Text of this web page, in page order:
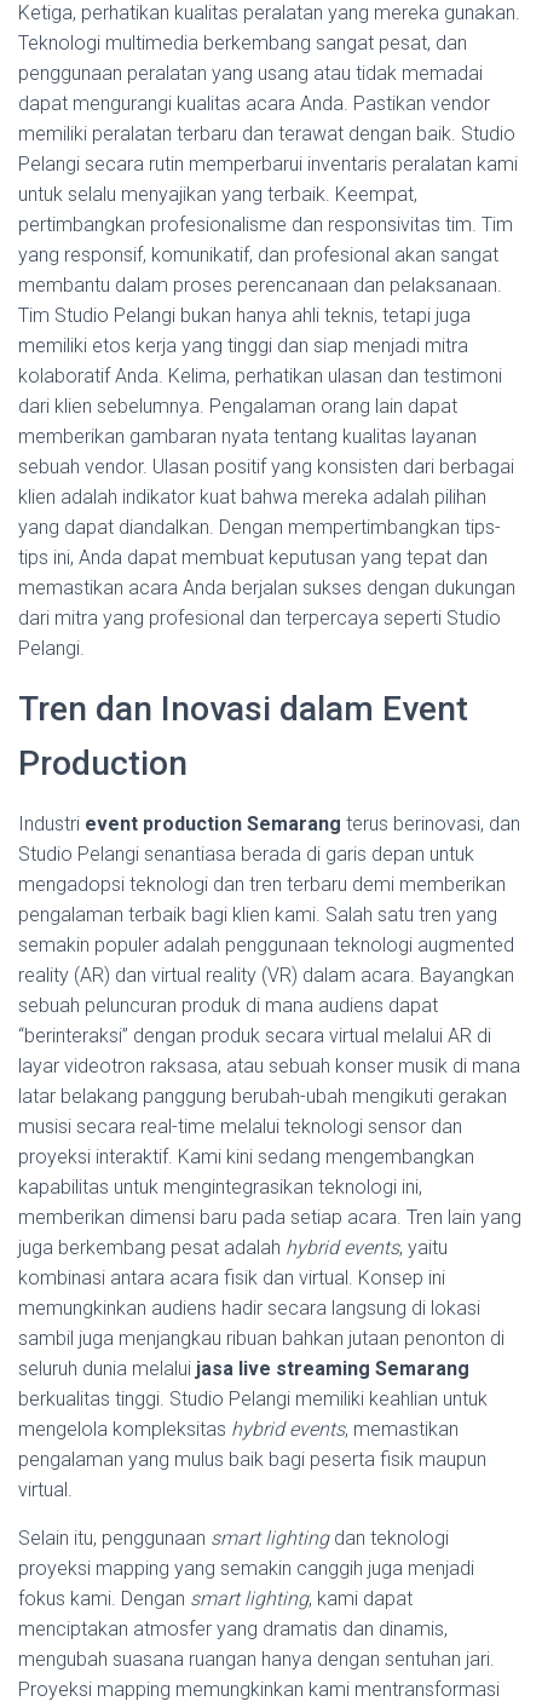
Ketiga, perhatikan kualitas peralatan yang mereka gunakan.
Teknologi multimedia berkembang sangat pesat, dan
penggunaan peralatan yang usang atau tidak memadai
dapat mengurangi kualitas acara Anda. Pastikan vendor
memiliki peralatan terbaru dan terawat dengan baik. Studio
Pelangi secara rutin memperbarui inventaris peralatan kami
untuk selalu menyajikan yang terbaik. Keempat,
pertimbangkan profesionalisme dan responsivitas tim. Tim
yang responsif, komunikatif, dan profesional akan sangat
membantu dalam proses perencanaan dan pelaksanaan.
Tim Studio Pelangi bukan hanya ahli teknis, tetapi juga
memiliki etos kerja yang tinggi dan siap menjadi mitra
kolaboratif Anda. Kelima, perhatikan ulasan dan testimoni
dari klien sebelumnya. Pengalaman orang lain dapat
memberikan gambaran nyata tentang kualitas layanan
sebuah vendor. Ulasan positif yang konsisten dari berbagai
klien adalah indikator kuat bahwa mereka adalah pilihan
yang dapat diandalkan. Dengan mempertimbangkan tips-
tips ini, Anda dapat membuat keputusan yang tepat dan
memastikan acara Anda berjalan sukses dengan dukungan
dari mitra yang profesional dan terpercaya seperti Studio
Pelangi.
Tren dan Inovasi dalam Event
Production
Industri event production Semarang terus berinovasi, dan
Studio Pelangi senantiasa berada di garis depan untuk
mengadopsi teknologi dan tren terbaru demi memberikan
pengalaman terbaik bagi klien kami. Salah satu tren yang
semakin populer adalah penggunaan teknologi augmented
reality (AR) dan virtual reality (VR) dalam acara. Bayangkan
sebuah peluncuran produk di mana audiens dapat
“berinteraksi” dengan produk secara virtual melalui AR di
layar videotron raksasa, atau sebuah konser musik di mana
latar belakang panggung berubah-ubah mengikuti gerakan
musisi secara real-time melalui teknologi sensor dan
proyeksi interaktif. Kami kini sedang mengembangkan
kapabilitas untuk mengintegrasikan teknologi ini,
memberikan dimensi baru pada setiap acara. Tren lain yang
juga berkembang pesat adalah hybrid events, yaitu
kombinasi antara acara fisik dan virtual. Konsep ini
memungkinkan audiens hadir secara langsung di lokasi
sambil juga menjangkau ribuan bahkan jutaan penonton di
seluruh dunia melalui jasa live streaming Semarang
berkualitas tinggi. Studio Pelangi memiliki keahlian untuk
mengelola kompleksitas hybrid events, memastikan
pengalaman yang mulus baik bagi peserta fisik maupun
virtual.
Selain itu, penggunaan smart lightingdan teknologi
proyeksi mapping yang semakin canggih juga menjadi
fokus kami. Dengan smart lighting, kami dapat
menciptakan atmosfer yang dramatis dan dinamis,
mengubah suasana ruangan hanya dengan sentuhan jari.
Proyeksi mapping memungkinkan kami mentransformasi